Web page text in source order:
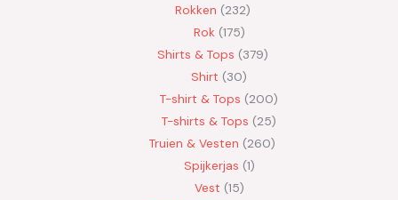
Rokken 232
Rok 175
Shirts & Tops 379
Shirt
30
T-shirt & Tops
200
T-shirts & Tops
25
Truien & Vesten
260
Spijkerjas 1
Vest 15